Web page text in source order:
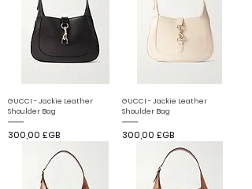
GUCCI - Jackie Leather
Shoulder Bag
Prix
300,00 £GB
GUCCI - Jackie Leather
Shoulder Bag
Prix
300,00 £GB